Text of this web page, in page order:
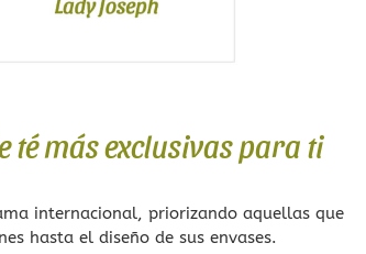
té más exclusivas para ti
internacional, priorizando aquellas que
hasta el diseño de sus envases.